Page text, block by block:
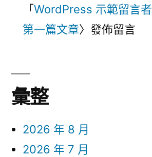
「 WordPress 示範留言者
第一篇文章〉發佈留言
彙整
2026 年 8 月
2026 年 7 月